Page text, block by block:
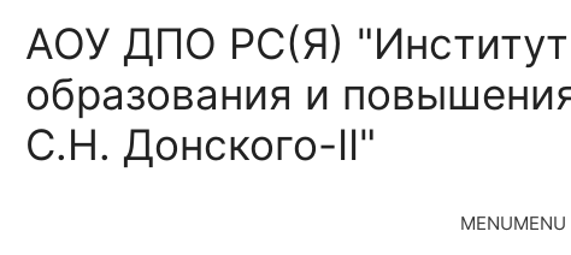
АОУ ДПО РС(Я) "Институт
образования и
С.Н. Донского-II"
MENUMENU